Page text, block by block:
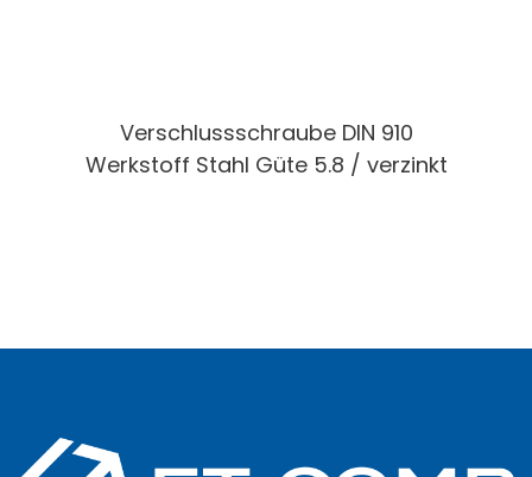
Verschlussschraube DIN 910
Werkstoff Stahl Güte 5.8 / verzinkt